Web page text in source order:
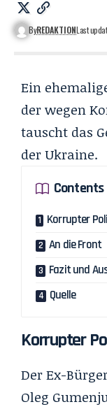
ByREDAKTIONLast
Ein
der wegen
tauscht das
der Ukraine.
Contents
Korrupter
An die Front
Fazit und
Quelle
Korrupter
Der Ex-
Oleg